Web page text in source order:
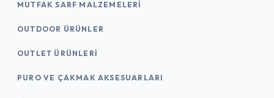
MUTFAK SARF MALZEMELERI
OUTDOOR ÜRÜNLER
OUTLET ÜRÜNLERI
PURO VE ÇAKMAK AKSESUARLARI